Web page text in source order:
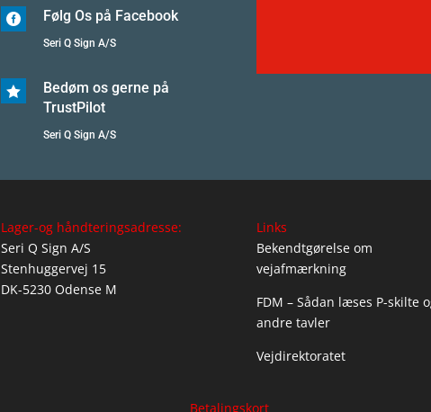
 Følg Os på Facebook
Seri Q Sign A/S

Bedøm os gerne på
TrustPilot
Seri Q Sign A/S
Lager-og håndteringsadresse:
Seri Q Sign A/S
Stenhuggervej 15
DK-5230 Odense M
Links
Bekendtgørelse om
vejafmærkning
FDM – Sådan læses P-skilte
andre tavler
Vejdirektoratet
Betalingskort